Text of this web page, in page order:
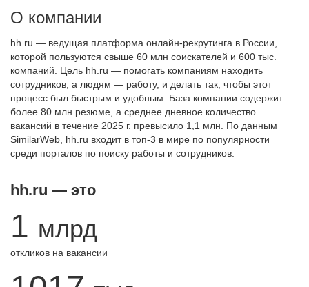
О компании
hh.ru — ведущая платформа онлайн-рекрутинга в России,
которой пользуются свыше 60 млн соискателей и 600 тыс.
компаний. Цель hh.ru — помогать компаниям находить
сотрудников, а людям — работу, и делать так, чтобы этот
процесс был быстрым и удобным. База компании содержит
более 80 млн резюме, а среднее дневное количество
вакансий в течение 2025 г. превысило 1,1 млн. По данным
SimilarWeb, hh.ru входит в топ-3 в мире по популярности
среди порталов по поиску работы и сотрудников.
hh.ru — это
1 млрд
откликов на вакансии